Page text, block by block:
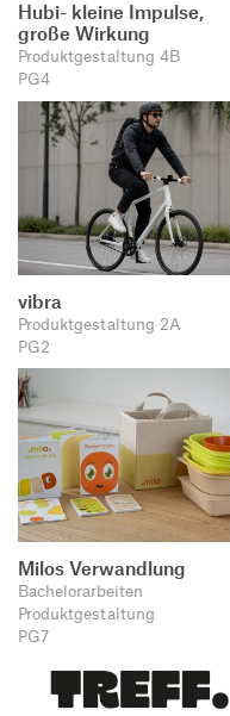
Hubi- kleine Impulse,
große Wirkung
Produktgestaltung 4B
PG4
vibra
Produktgestaltung 2A
PG2
Milos Verwandlung
Bachelorarbeiten
Produktgestaltung
PG7